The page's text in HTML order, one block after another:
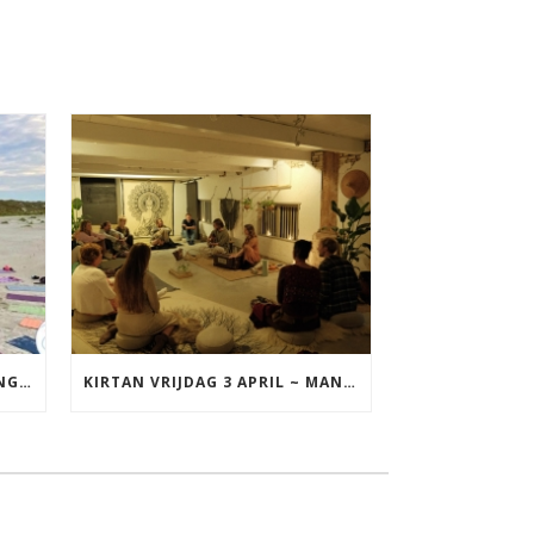
YOGA VAKANTIE TERSCHELLING 17 T/M 19 JULI KIRTAN VRIJDAG 3 APRIL ~ MANTRAZINGEN MET DIEDERICK IN LEEUWARDEN